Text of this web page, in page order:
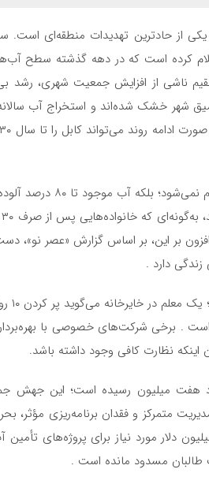
از حادترین تهدیدات منطقه‌ای است.
کرده است که در دهه گذشته سطح
ناشی از افزایش جمعیت شهری، رشد
اخبار کمتر آن‌چنان منعکس شده است که بحران فقط
بر این، بر اساس گزارش «عصر نو»،
دارد .
شاهدان عینی
برابر یعنی از ۵۰۰ به ۱۰۰۰ افغانی رسیده است . برخی شرکت‌های خصوصی با
نظارت کافی وجود داشته باشد.
هفت میلیون رسیده است؛ این جهش
متمرکز و فقدان برنامه‌ریزی مؤثر،
است . سازمان ملل اعلام کرده تنها ۸.۴ میلیون دلار از ۲۶۴ میلیون دلار مورد نیاز برای